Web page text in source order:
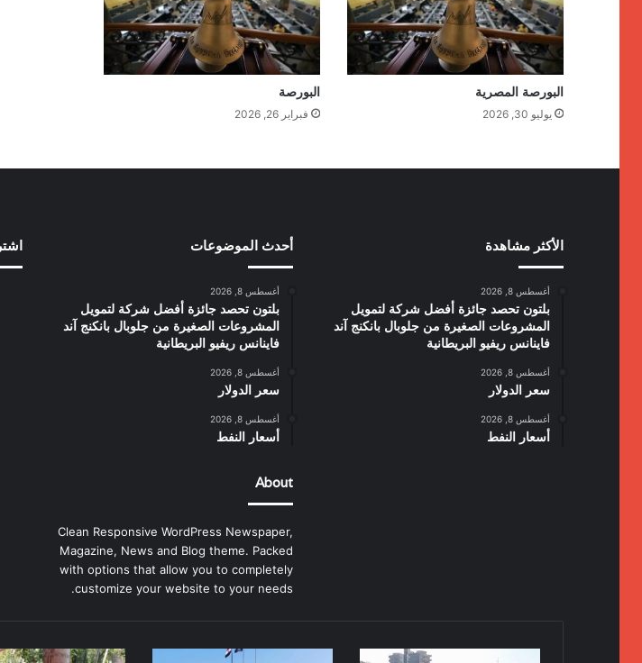
البورصة المصرية
يوليو 30, 2026
البورصة
فبراير 26, 2026
الأكثر مشاهدة
أغسطس 8, 2026
بلتون تحصد جائزة أفضل شركة لتمويل
المشروعات الصغيرة من جلوبال بانكنج آند
فاينانس ريفيو البريطانية
أغسطس 8, 2026
سعر الدولار
أغسطس 8, 2026
أسعار النفط
أحدث الموضوعات
أغسطس 8, 2026
بلتون تحصد جائزة أفضل شركة لتمويل
المشروعات الصغيرة من جلوبال بانكنج آند
فاينانس ريفيو البريطانية
أغسطس 8, 2026
سعر الدولار
أغسطس 8, 2026
أسعار النفط
About
Clean Responsive WordPress Newspaper,
Magazine, News and Blog theme. Packed
with options that allow you to completely
customize your website to your needs.
وزير